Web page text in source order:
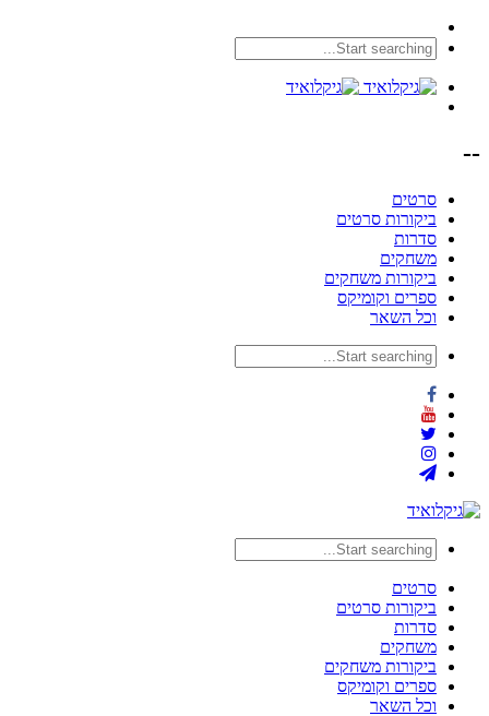
--
סרטים
ביקורות סרטים
סדרות
משחקים
ביקורות משחקים
ספרים וקומיקס
וכל השאר
סרטים
ביקורות סרטים
סדרות
משחקים
ביקורות משחקים
ספרים וקומיקס
וכל השאר